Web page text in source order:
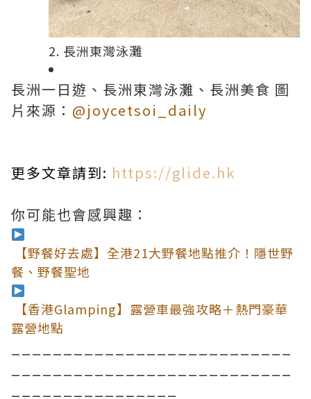
2. 長洲東灣泳灘
長洲一日遊、長洲東灣泳灘、長洲美食 圖
片來源： @joycetsoi_daily
更多文章請到: https://glide.hk
你可能也會感興趣：
【野餐好去處】全港21大野餐地點推介！隱世野
餐、野餐聖地
【香港Glamping】露營車最強攻略＋熱門豪華
露營地點